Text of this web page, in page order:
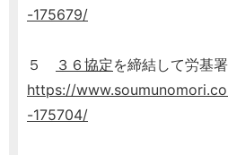
-175679/
５ ３６協定を締結して労基
https://
-175704/